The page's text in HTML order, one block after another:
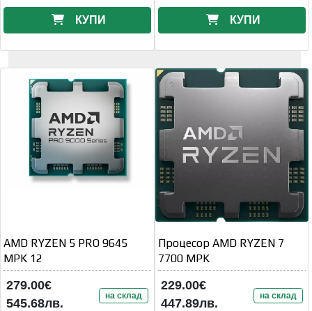
КУПИ КУПИ
AMD RYZEN 5 PRO 9645
MPK 12
279.00€
545.68лв.
на склад
Процесор AMD RYZEN 7
7700 MPK
229.00€
447.89лв.
на склад